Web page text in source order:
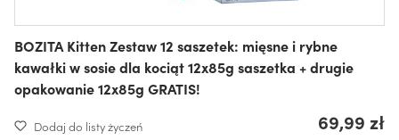
BOZITA Kitten Zestaw 12 saszetek: mięsne i rybne
kawałki w sosie dla kociąt 12x85g saszetka + drugie
opakowanie 12x85g GRATIS!
Dodaj do listy życzeń 69,99 zł